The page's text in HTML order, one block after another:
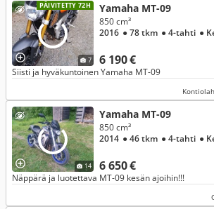
PÄIVITETTY 72H
7
Yamaha MT-09
6 190 €
850 cm³
2016 ● 78 tkm ● 4-tahti ●
Siisti ja hyväkuntoinen Yamaha MT-09
14
Yamaha MT-09
6 650 €
850 cm³
2014 ● 46 tkm ● 4-tahti ●
Näppärä ja luotettava MT-09 kesän ajoihin!!!